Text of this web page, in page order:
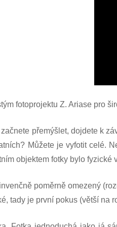
fotoprojektu Z. Ariase pro
přemýšlet, dojdete k
Můžete je vyfotit celé.
objektem fotky bylo fyzické
poměrně omezený
tady je první pokus (větší na